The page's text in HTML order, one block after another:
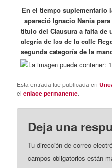
En el tiempo suplementario
apareció Ignacio Nania
titulo del Clausura a falta de
alegría de los de la calle
segunda categoría de la
Esta entrada fue publicada en
elenlace permanente.
Deja una
Tu dirección de correo
campos obligatorios están